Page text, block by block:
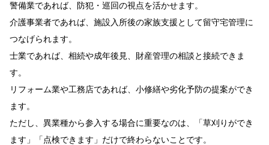
警備業であれば、防犯・巡回の視点を活かせます。
介護事業者であれば、施設入所後の家族支援として留守宅管理に
つなげられます。
士業であれば、相続や成年後見、財産管理の相談と接続できま
す。
リフォーム業や工務店であれば、小修繕や劣化予防の提案ができ
ます。
ただし、異業種から参入する場合に重要なのは、「草刈りができ
ます」「点検できます」だけで終わらないことです。